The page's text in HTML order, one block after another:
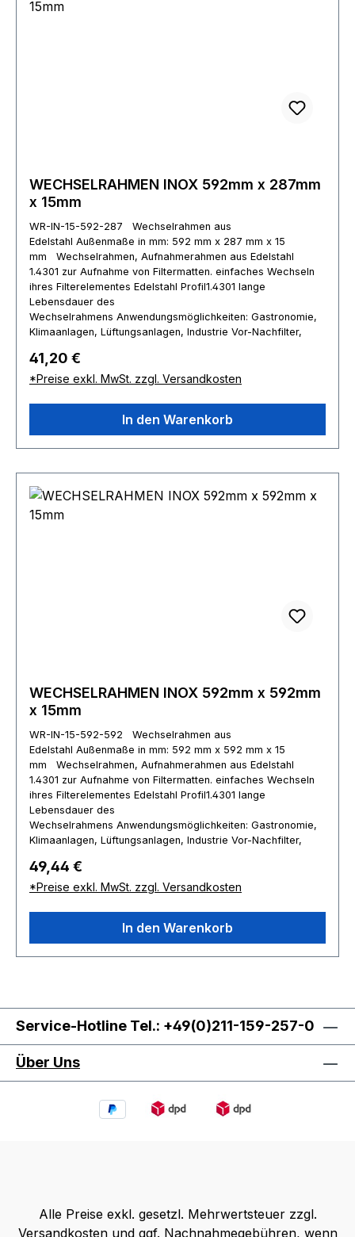
WECHSELRAHMEN INOX 592mm x 287mm
x 15mm
WR-IN-15-592-287 Wechselrahmen aus
Edelstahl Außenmaße in mm: 592 mm x 287 mm x 15
mm Wechselrahmen, Aufnahmerahmen aus Edelstahl
1.4301 zur Aufnahme von Filtermatten. einfaches Wechseln
ihres Filterelementes Edelstahl Profil1.4301 lange
Lebensdauer des
Wechselrahmens Anwendungsmöglichkeiten: Gastronomie,
Klimaanlagen, Lüftungsanlagen, Industrie Vor-Nachfilter,
gefertigt werden.Die Abbildung kann zum gelieferten Artikel
abweichen.Fertigungstoleranzen nach: DIN ISO 2768 - g
Regulärer Preis:
41,20 €
*Preise exkl. MwSt. zzgl. Versandkosten
In den Warenkorb
WECHSELRAHMEN INOX 592mm x 592mm
x 15mm
WR-IN-15-592-592 Wechselrahmen aus
Edelstahl Außenmaße in mm: 592 mm x 592 mm x 15
mm Wechselrahmen, Aufnahmerahmen aus Edelstahl
1.4301 zur Aufnahme von Filtermatten. einfaches Wechseln
ihres Filterelementes Edelstahl Profil1.4301 lange
Lebensdauer des
Wechselrahmens Anwendungsmöglichkeiten: Gastronomie,
Klimaanlagen, Lüftungsanlagen, Industrie Vor-Nachfilter,
gefertigt werden.Die Abbildung kann zum gelieferten Artikel
abweichen.Fertigungstoleranzen nach: DIN ISO 2768 - g
Regulärer Preis:
49,44 €
*Preise exkl. MwSt. zzgl. Versandkosten
In den Warenkorb
Service-Hotline Tel.: +49(0)211-159-257-0
Über Uns
Alle Preise exkl. gesetzl. Mehrwertsteuer zzgl.
Versandkostenund ggf. Nachnahmegebühren, wenn